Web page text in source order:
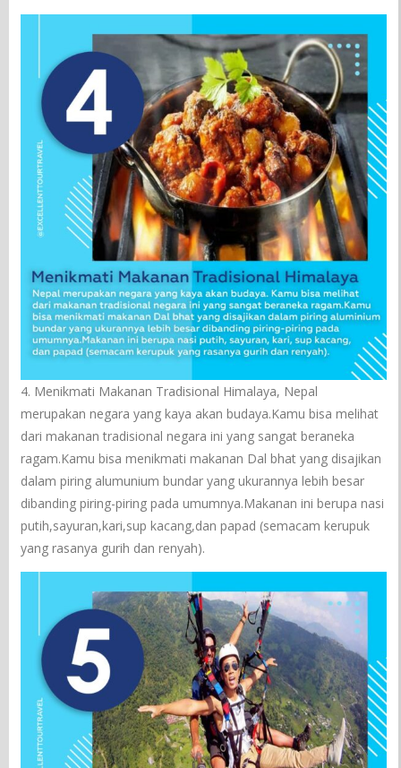
4. Menikmati Makanan Tradisional Himalaya, Nepal
merupakan negara yang kaya akan budaya.Kamu bisa melihat
dari makanan tradisional negara ini yang sangat beraneka
ragam.Kamu bisa menikmati makanan Dal bhat yang disajikan
dalam piring alumunium bundar yang ukurannya lebih besar
dibanding piring-piring pada umumnya.Makanan ini berupa nasi
putih,sayuran,kari,sup kacang,dan papad (semacam kerupuk
yang rasanya gurih dan renyah).